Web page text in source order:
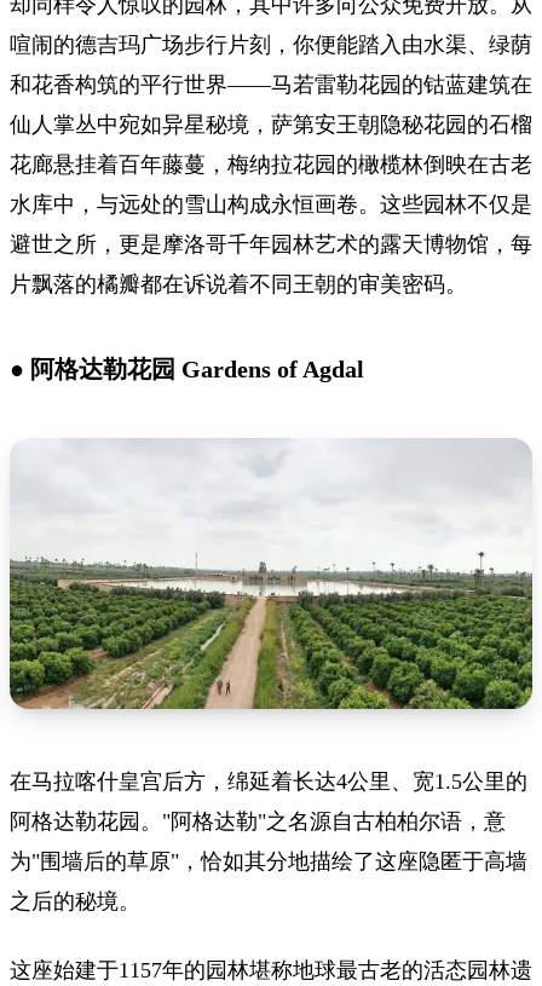
喧闹的德吉玛广场步行片刻，你便能踏入由水渠、绿荫
和花香构筑的平行世界——马若雷勒花园的钴蓝建筑在
仙人掌丛中宛如异星秘境，萨第安王朝隐秘花园的石榴
花廊悬挂着百年藤蔓，梅纳拉花园的橄榄林倒映在古老
水库中，与远处的雪山构成永恒画卷。这些园林不仅是
避世之所，更是摩洛哥千年园林艺术的露天博物馆，每
片飘落的橘瓣都在诉说着不同王朝的审美密码。
● 阿格达勒花园 Gardens of Agdal
在马拉喀什皇宫后方，绵延着长达4公里、宽1.5公里的
阿格达勒花园。"阿格达勒"之名源自古柏柏尔语，意
为"围墙后的草原"，恰如其分地描绘了这座隐匿于高墙
之后的秘境。
这座始建于1157年的园林堪称地球最古老的活态园林遗